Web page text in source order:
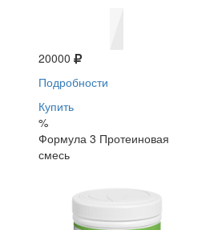
20000
Подробности
Купить
%
Формула 3 Протеиновая
смесь